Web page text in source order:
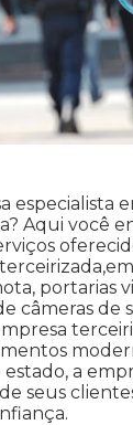
especialista
Aqui você
portarias
câmeras de
a
seus